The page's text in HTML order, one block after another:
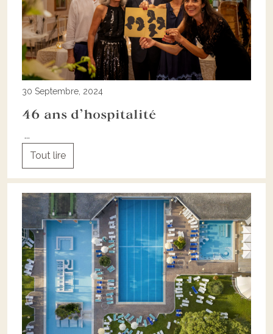
30 Septembre, 2024
46 ans d’hospitalité
...
Tout lire